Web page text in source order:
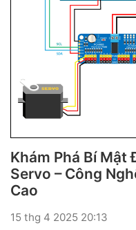
Khám Phá Bí Mật
Servo – Công
Cao
15 thg 4 2025 20:13